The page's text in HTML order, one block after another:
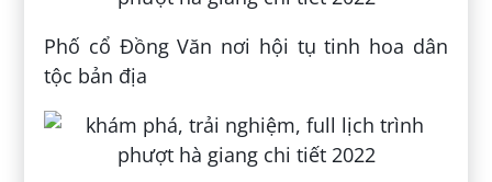
Phố cổ Đồng Văn nơi hội tụ tinh hoa dân
tộc bản địa